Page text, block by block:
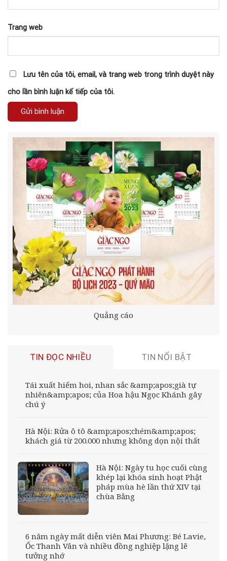
Trang web
Lưu tên của tôi, email, và trang web trong trình duyệt này
cho lần bình luận kế tiếp của tôi.
Quảng cáo
TIN ĐỌC NHIỀU TIN NỔI BẬT
Tái xuất hiếm hoi, nhan sắc &amp;apos;già tự
nhiên&amp;apos; của Hoa hậu Ngọc Khánh gây
chú ý
Hà Nội: Rửa ô tô &amp;apos;chém&amp;apos;
khách giá từ 200.000 nhưng không dọn nội thất
Hà Nội: Ngày tu học cuối cùng
khép lại khóa sinh hoạt Phật
pháp mùa hè lần thứ XIV tại
chùa Bằng
6 năm ngày mất diễn viên Mai Phương: Bé Lavie,
Ốc Thanh Vân và nhiều đồng nghiệp lặng lẽ
tưởng nhớ